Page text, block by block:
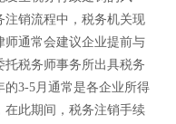
注销流程中，税务机关现
师通常会建议企业提前与
税务师事务所出具税务
3-5月通常是各企业所得
在此期间，税务注销手续